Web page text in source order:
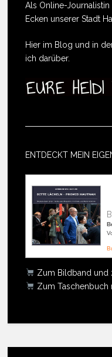
Als Online-
Ecken unserer Stadt
Hier im Blog und in
ich darüber.
ENTDECKT MEIN
Zum Bildband und
Zum Taschenbuch